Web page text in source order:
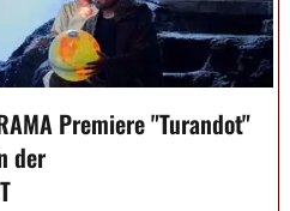
Premiere "Turandot"
der